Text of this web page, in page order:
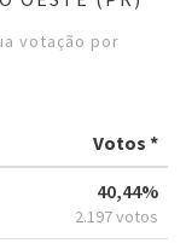
votação por
Votos *
40,44%
2.197 votos